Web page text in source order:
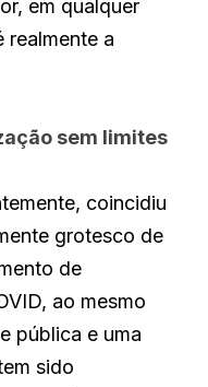
em qualquer
realmente a
sem limites
coincidiu
grotesco de
de
ao mesmo
pública e uma
sido